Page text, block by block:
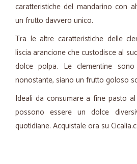
caratteristiche del mandarino con
un frutto davvero unico.
Tra le altre caratteristiche delle
liscia arancione che custodisce al
dolce polpa. Le clementine
nonostante, siano un frutto goloso
Ideali da consumare a fine pasto
possono essere un dolce
quotidiane. Acquistale ora su